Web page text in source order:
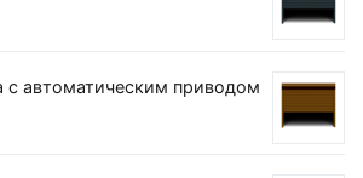
с автоматическим приводом